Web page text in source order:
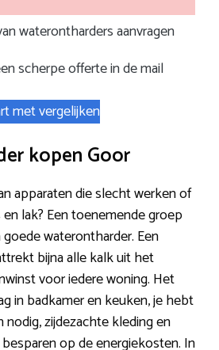
waterontharders aanvragen
scherpe offerte in de mail
met vergelijken
kopen Goor
apparaten die slecht werken of
lak? Een toenemende groep
waterontharder. Een
bijna alle kalk uit het
voor iedere woning. Het
in badkamer en keuken, je hebt
nodig, zijdezachte kleding en
op de energiekosten. In